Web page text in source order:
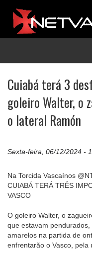
Cuiabá terá 3
goleiro Walter, o
o lateral Ramón
Sexta-feira, 06/12/2024 -
Na Torcida Vascaínos
CUIABÁ TERÁ TRÊS
VASCO
O goleiro Walter, o
que estavam
amarelos na partida de
enfrentarão o Vasco, pela